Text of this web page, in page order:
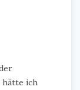
hätte ich